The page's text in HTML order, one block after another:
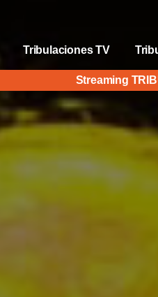
Tribulaciones TV
Streaming